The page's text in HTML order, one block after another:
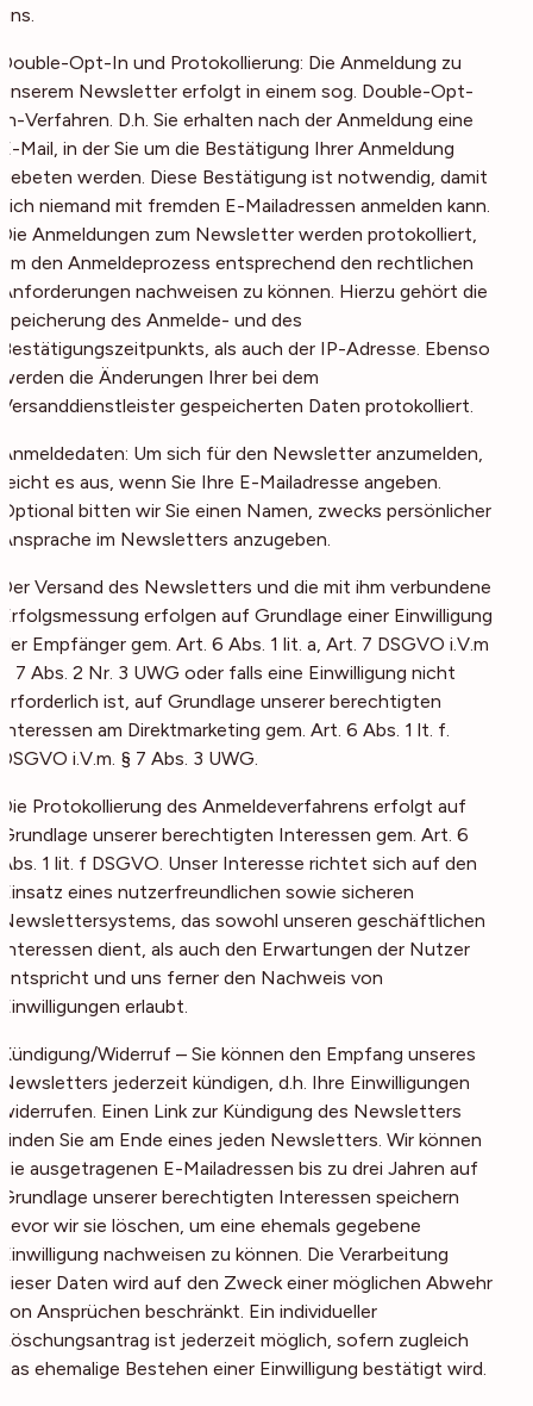
uns.
Double-Opt-In und Protokollierung: Die Anmeldung zu
unserem Newsletter erfolgt in einem sog. Double-Opt-
In-Verfahren. D.h. Sie erhalten nach der Anmeldung eine
E-Mail, in der Sie um die Bestätigung Ihrer Anmeldung
gebeten werden. Diese Bestätigung ist notwendig, damit
sich niemand mit fremden E-Mailadressen anmelden kann.
Die Anmeldungen zum Newsletter werden protokolliert,
um den Anmeldeprozess entsprechend den rechtlichen
Anforderungen nachweisen zu können. Hierzu gehört die
Speicherung des Anmelde- und des
Bestätigungszeitpunkts, als auch der IP-Adresse. Ebenso
werden die Änderungen Ihrer bei dem
Versanddienstleister gespeicherten Daten protokolliert.
Anmeldedaten: Um sich für den Newsletter anzumelden,
reicht es aus, wenn Sie Ihre E-Mailadresse angeben.
Optional bitten wir Sie einen Namen, zwecks persönlicher
Ansprache im Newsletters anzugeben.
Der Versand des Newsletters und die mit ihm verbundene
Erfolgsmessung erfolgen auf Grundlage einer Einwilligung
der Empfänger gem. Art. 6 Abs. 1 lit. a, Art. 7 DSGVO i.V.m
§ 7 Abs. 2 Nr. 3 UWG oder falls eine Einwilligung nicht
erforderlich ist, auf Grundlage unserer berechtigten
Interessen am Direktmarketing gem. Art. 6 Abs. 1 lt. f.
DSGVO i.V.m. § 7 Abs. 3 UWG.
Die Protokollierung des Anmeldeverfahrens erfolgt auf
Grundlage unserer berechtigten Interessen gem. Art. 6
Abs. 1 lit. f DSGVO. Unser Interesse richtet sich auf den
Einsatz eines nutzerfreundlichen sowie sicheren
Newslettersystems, das sowohl unseren geschäftlichen
Interessen dient, als auch den Erwartungen der Nutzer
entspricht und uns ferner den Nachweis von
Einwilligungen erlaubt.
Kündigung/Widerruf – Sie können den Empfang unseres
Newsletters jederzeit kündigen, d.h. Ihre Einwilligungen
widerrufen. Einen Link zur Kündigung des Newsletters
finden Sie am Ende eines jeden Newsletters. Wir können
die ausgetragenen E-Mailadressen bis zu drei Jahren auf
Grundlage unserer berechtigten Interessen speichern
bevor wir sie löschen, um eine ehemals gegebene
Einwilligung nachweisen zu können. Die Verarbeitung
dieser Daten wird auf den Zweck einer möglichen Abwehr
von Ansprüchen beschränkt. Ein individueller
Löschungsantrag ist jederzeit möglich, sofern zugleich
das ehemalige Bestehen einer Einwilligung bestätigt wird.